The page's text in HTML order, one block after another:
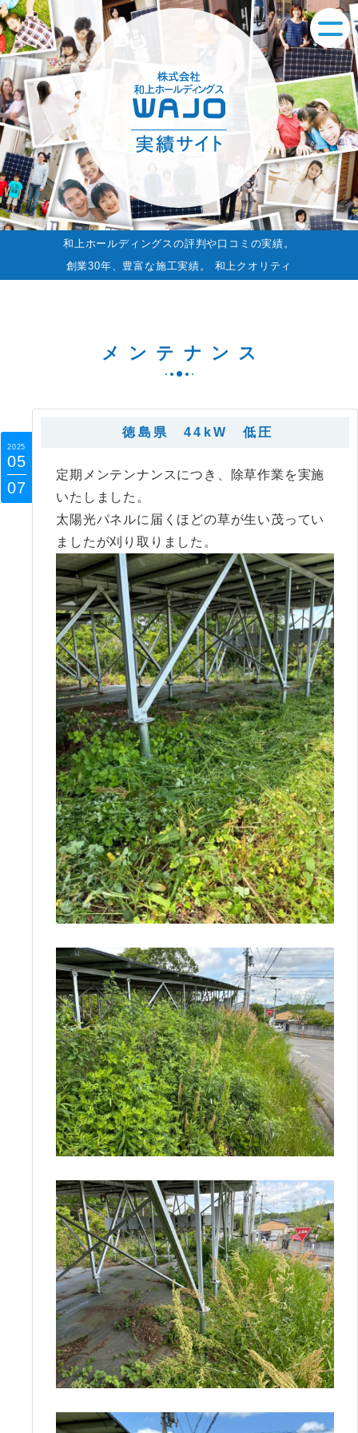
和上ホールディングスの評判や口コミの実績。
創業30年、豊富な施工実績。 和上クオリティ
メンテナンス
徳島県 44kW 低圧
2025
05
07
定期メンテンナンスにつき、除草作業を実施
いたしました。
太陽光パネルに届くほどの草が生い茂ってい
ましたが刈り取りました。